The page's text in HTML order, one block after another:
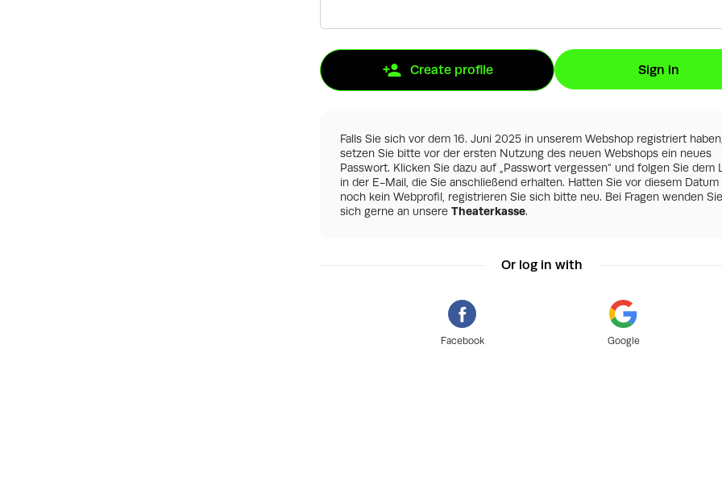
Create profile Sign in
Falls Sie sich vor dem 16. Juni 2025 in unserem Webshop registriert haben,
setzen Sie bitte vor der ersten Nutzung des neuen Webshops ein neues
Passwort. Klicken Sie dazu auf „Passwort vergessen“ und folgen Sie dem
in der E-Mail, die Sie anschließend erhalten. Hatten Sie vor diesem Datum
noch kein Webprofil, registrieren Sie sich bitte neu. Bei Fragen wenden Sie
sich gerne an unsere Theaterkasse.
Or log in with
Facebook Google